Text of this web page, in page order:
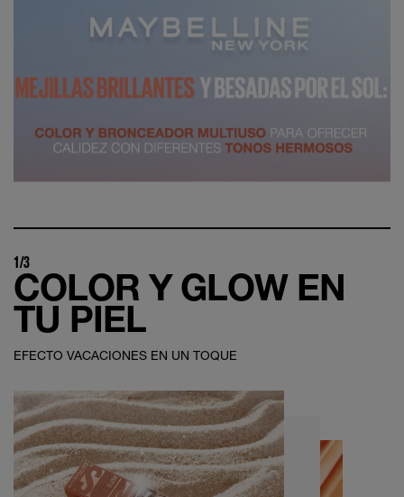
1/3
COLOR Y GLOW EN
TU PIEL
EFECTO VACACIONES EN UN TOQUE